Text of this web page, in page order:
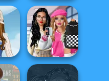
Cat
Manga Creator -
Rebels Page 2